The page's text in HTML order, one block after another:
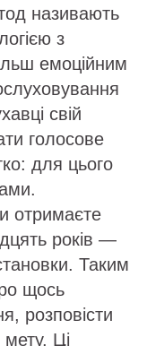
називають
з
емоційним
свій
голосове
для цього
отримаєте
років —
Таким
щось
розповісти
Ці